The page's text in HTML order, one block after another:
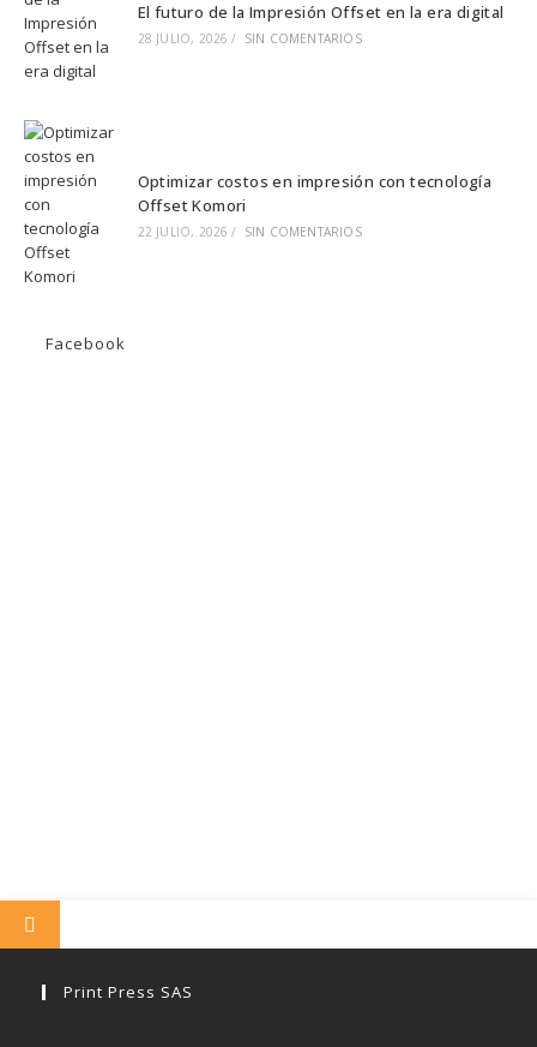
El futuro de la Impresión Offset en la era digital
28 JULIO, 2026 / SIN COMENTARIOS
Optimizar costos en impresión con tecnología
Offset Komori
22 JULIO, 2026 / SIN COMENTARIOS
Facebook
Print Press SAS